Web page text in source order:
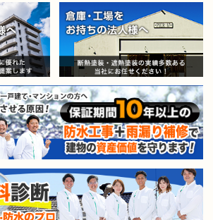
賃貸マンション・アパートオー